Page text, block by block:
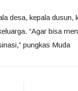
desa, kepala dusun,
“Agar bisa
pungkas Muda